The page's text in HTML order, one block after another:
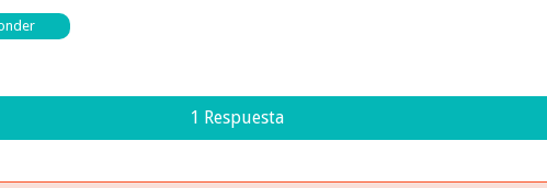
1 Respuesta